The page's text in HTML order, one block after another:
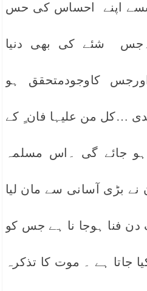
اپنے احساس کی حس
شئے کی بھی دنیا
کاوجودمتحقق ہو
…کل من علیہا فان ٍ کے
جائے گی ۔اس مسلمہ
بڑی آسانی سے مان لیا
دن فنا ہوجا نا ہے جس کو
جاتا ہے ۔ موت کا تذکرہ